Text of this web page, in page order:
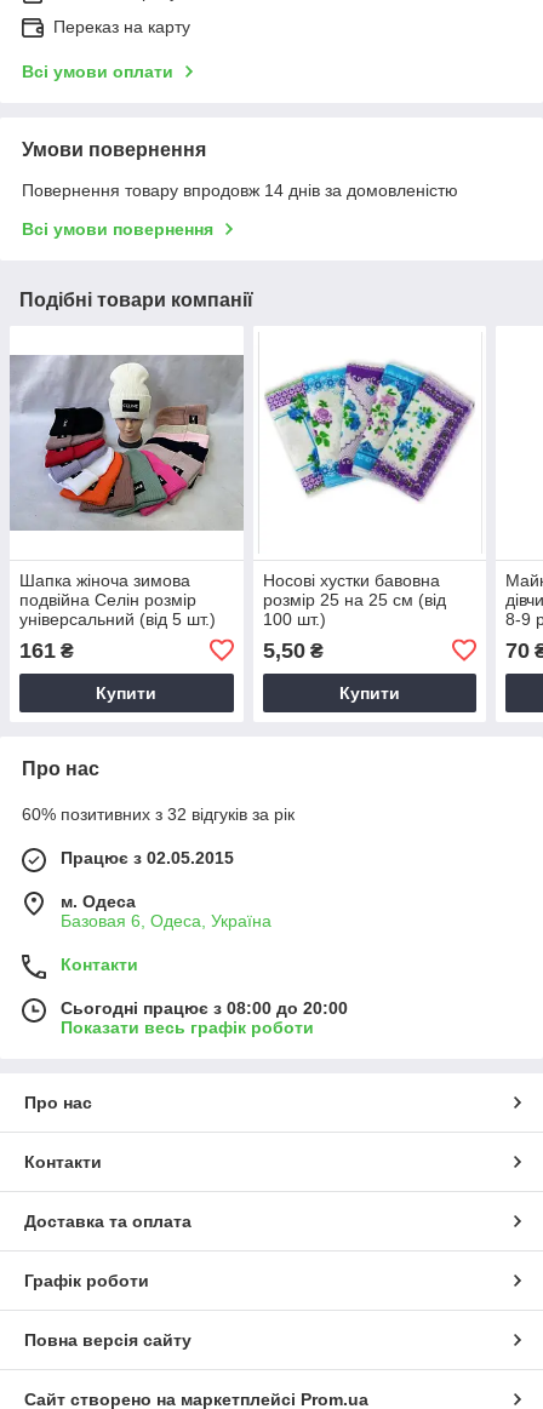
Переказ на карту
Всі умови оплати
Умови повернення
Повернення товару впродовж 14 днів за домовленістю
Всі умови повернення
Подібні товари компанії
Шапка жіноча зимова
подвійна Селін розмір
універсальний (від 5 шт.)
161 ₴
Купити
Носові хустки бавовна
розмір 25 на 25 см (від
100 шт.)
5,50₴
Купити
8-9
70
Про нас
60% позитивних з 32 відгуків за рік
Працює з 02.05.2015
м. Одеса
Базовая 6, Одеса, Україна
Контакти
Сьогодні працює з 08:00 до 20:00
Показати весь графік роботи
Про нас
Контакти
Доставка та оплата
Графік роботи
Повна версія сайту
Сайт створено на маркетплейсі Prom.ua